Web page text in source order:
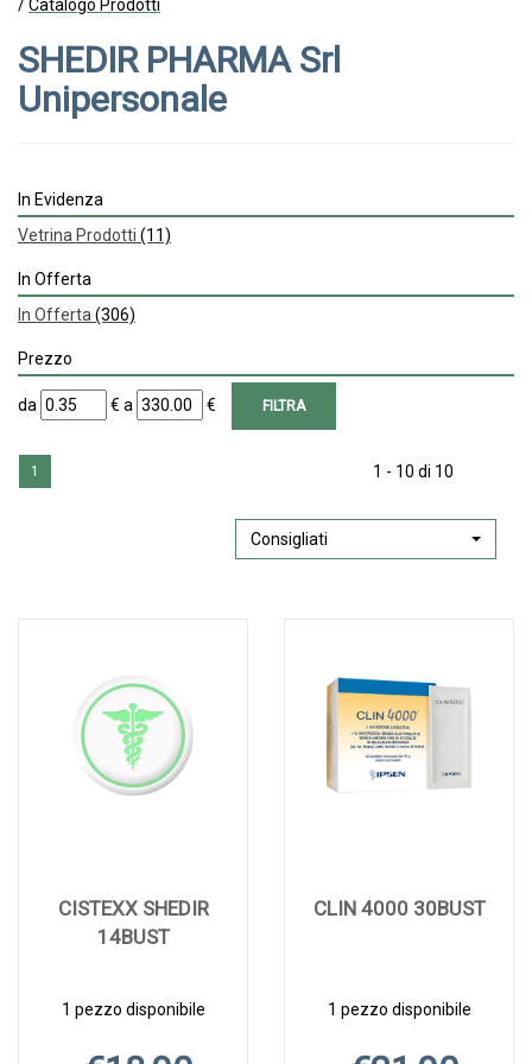
/Catalogo Prodotti
SHEDIR PHARMA Srl
Unipersonale
In Evidenza
Vetrina Prodotti (11)
In Offerta
In Offerta (306)
Prezzo
filtra
da
da €
filtra
a
a €
1 1 - 10 di 10
Consigliati
CISTEXX SHEDIR
14BUST
1 pezzo disponibile
CLIN 4000 30BUST
1 pezzo disponibile